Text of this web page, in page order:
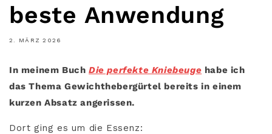
beste Anwendung
2. MÄRZ 2026
In meinem Buch Die perfekte Kniebeuge habe ich
das Thema Gewichthebergürtel bereits in einem
kurzen Absatz angerissen.
Dort ging es um die Essenz: